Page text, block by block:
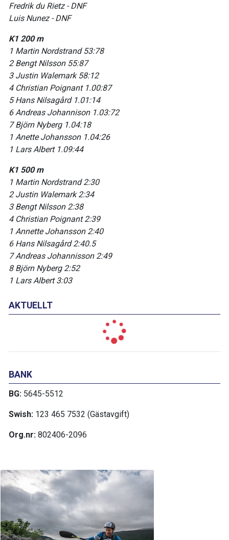
AKTUELLT
BANK
BG: 5645-5512
Swish: 123 465 7532 (Gästavgift)
Org.nr: 802406-2096
Fredrik du Rietz - DNF
Luis Nunez - DNF
K1 200 m
1 Martin Nordstrand 53:78
2 Bengt Nilsson 55:87
3 Justin Walemark 58:12
4 Christian Poignant 1.00:87
5 Hans Nilsagård 1.01:14
6 Andreas Johannison 1.03:72
7 Björn Nyberg 1.04:18
1 Anette Johansson 1.04:26
1 Lars Albert 1.09:44
K1 500 m
1 Martin Nordstrand 2:30
2 Justin Walemark 2:34
3 Bengt Nilsson 2:38
4 Christian Poignant 2:39
1 Annette Johansson 2:40
6 Hans Nilsagård 2:40.5
7 Andreas Johannisson 2:49
8 Björn Nyberg 2:52
1 Lars Albert 3:03